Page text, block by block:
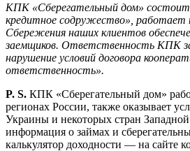
КПК «Сберегательный дом»
кредитное содружество»,
Сбережения наших клиентов
заемщиков. Ответственность КПК
нарушение условий договора
ответственность».
P. S. КПК «Сберегательный дом»
регионах России, также оказывает
Украины и некоторых стран
информация о займах и
калькулятор доходности — на сайте